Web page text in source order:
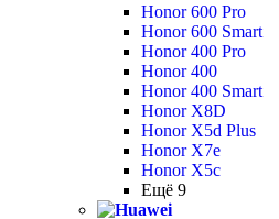
Honor 600 Pro
Honor 600 Smart
Honor 400 Pro
Honor 400
Honor 400 Smart
Honor X8D
Honor X5d Plus
Honor X7e
Honor X5c
Ещё 9